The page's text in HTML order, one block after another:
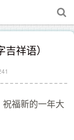
祥语）
福新的一年大